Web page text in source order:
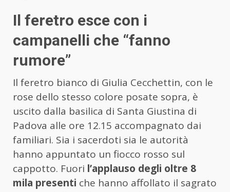
Il feretro esce con i
campanelli che “fanno
rumore”
Il feretro bianco di Giulia Cecchettin, con le
rose dello stesso colore posate sopra, è
uscito dalla basilica di Santa Giustina di
Padova alle ore 12.15 accompagnato dai
familiari. Sia i sacerdoti sia le autorità
hanno appuntato un fiocco rosso sul
cappotto. Fuori l’applauso degli oltre 8
mila presenti che hanno affollato il sagrato